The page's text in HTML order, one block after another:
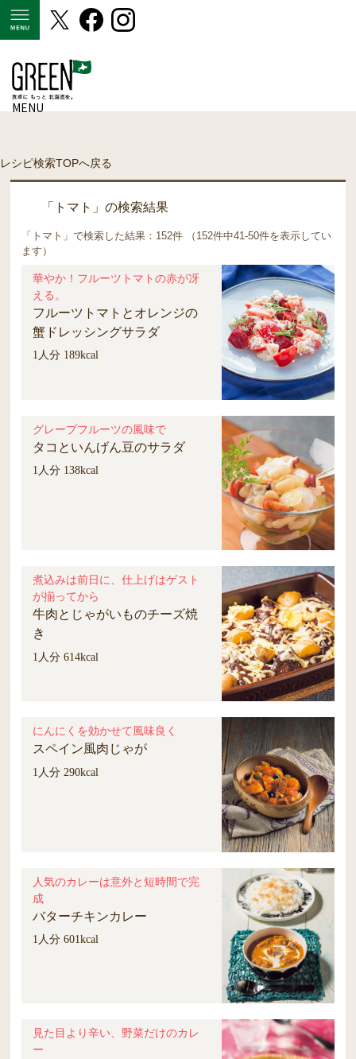
MENU
レシピ検索TOPへ戻る
「トマト」の検索結果
「トマト」で検索した結果：152件 （152件中41-50件を表示してい
ます）
華やか！フルーツトマトの赤が冴
える。
フルーツトマトとオレンジの
蟹ドレッシングサラダ
1人分 189kcal
グレープフルーツの風味で
タコといんげん豆のサラダ
1人分 138kcal
煮込みは前日に、仕上げはゲスト
が揃ってから
牛肉とじゃがいものチーズ焼
き
1人分 614kcal
にんにくを効かせて風味良く
スペイン風肉じゃが
1人分 290kcal
人気のカレーは意外と短時間で完
成
バターチキンカレー
1人分 601kcal
見た目より辛い、野菜だけのカレ
ー